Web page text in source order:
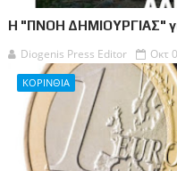
Η "ΠΝΟΗ ΔΗΜΙΟΥΡΓΙΑΣ"
Diogenis Press Editor
Οκτ
ΚΟΡΙΝΘΙΑ